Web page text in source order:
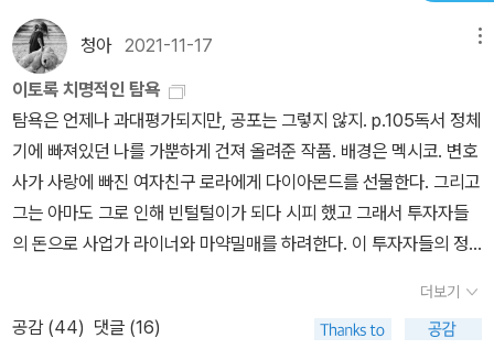
을 같이하고 있다. 악은 무자비하고 잔혹하다. 악은 용서가 없다. 악은
집요하게 마지막까지 기회를 노린다. 그런고로, 악이 지척에서 아무
리 달콤하게 유혹하더라도, 그 유혹에 넘어가지 말지어다. 끝없이 좌
절하며 무력하게 신을 찾고 싶은 게 아니라면.
청아2021-11-17
이토록 치명적인 탐욕
탐욕은 언제나 과대평가되지만, 공포는 그렇지 않지. p.105독서 정체
기에 빠져있던 나를 가뿐하게 건져 올려준 작품. 배경은 멕시코. 변호
사가 사랑에 빠진 여자친구 로라에게 다이아몬드를 선물한다. 그리고
그는 아마도 그로 인해 빈털털이가 되다 시피 했고 그래서 투자자들
의 돈으로 사업가 라이너와 마약밀매를 하려한다. 이 투자자들의 정
다. 그리고 그는 탐욕으로 인해 그들의 경고를 귀담아 듣지 않는다. 그
의 연인 로라도 마찬가지로 무지를 택한다. 이 소설에서 핵심적인 인
더보기
공감 (44) 댓글 (16)